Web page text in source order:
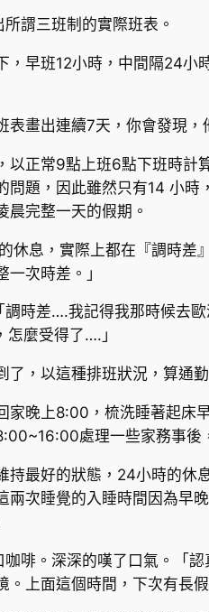
謂三班制的實際班表。
，早班12小時，中間隔24
表畫出連續7天，你會發現
以正常9點上班6點下班時計
問題，因此雖然只有14 小
晨完整一天的假期。
休息，實際上都在『調時差
次時差。」
調時差….我記得我那時候去
麼受得了….」
了，以這種排班狀況，算
家晚上8:00，梳洗睡著起床
處理一些家務事
持最好的狀態，24小時的休
兩次睡覺的入睡時間因為早
啡。深深的嘆了口氣。「
。上面這個時間，下次有長